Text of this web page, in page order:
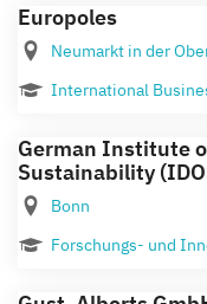
Europoles
Neumarkt in der
International
German Institute
Sustainability
Bonn
Forschungs- und